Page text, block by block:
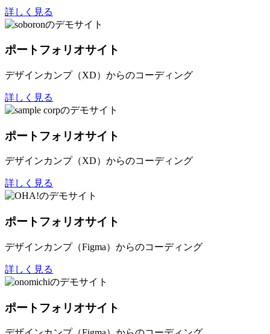
詳しく見る
ポートフォリオサイト
デザインカンプ（XD）からのコーディング
詳しく見る
ポートフォリオサイト
デザインカンプ（XD）からのコーディング
詳しく見る
ポートフォリオサイト
デザインカンプ（Figma）からのコーディング
詳しく見る
ポートフォリオサイト